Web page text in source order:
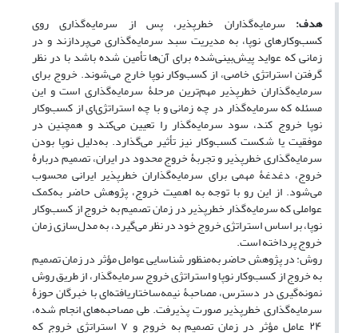
هدف: سرمایه‌گذاران خطرپذیر، پس از سرمایه‌گذاری روی
کسب‌وکارهای نوپا، به مدیریت سبد سرمایه‌گذاری می‌پردازند و در
زمانی که عواید پیش‌بینی‌شده برای آن‌ها تأمین شده باشد با در نظر
گرفتن استراتژی خاصی، از کسب‌وکار نوپا خارج می‌شوند. خروج برای
سرمایه‌گذاران خطرپذیر مهم‌ترین مرحلۀ سرمایه‌گذاری است و این
مسئله که سرمایه‌گذار در چه زمانی و با چه استراتژی‌ای از کسب‌وکار
نوپا خروج کند، سود سرمایه‌گذار را تعیین می‌کند و همچنین در
موفقیت یا شکست کسب‌وکار نیز تأثیر می‌گذارد. به‌دلیل نوپا بودن
سرمایه‌گذاری خطرپذیر و تجربۀ خروج محدود در ایران، تصمیم دربارۀ
خروج، دغدغۀ مهمی برای سرمایه‌گذاران خطرپذیر ایرانی محسوب
می‌شود. از این رو با توجه به اهمیت خروج، پژوهش حاضر به‌کمک
عواملی که سرمایه‌گذار خطرپذیر در زمان تصمیم به خروج از کسب‌وکار
نوپا، بر اساس استراتژی خروج خود در نظر می‌گیرد، به مدل‌سازی زمان
خروج پرداخته است.
روش: در پژوهش حاضر به‌منظور شناسایی عوامل مؤثر در زمان تصمیم
به خروج از کسب‌وکار نوپا و استراتژی خروج سرمایه‌گذار، از طریق روش
نمونه‌گیری در دسترس، مصاحبۀ نیمه‌ساختاریافته‌ای با خبرگان حوزۀ
ﺳﺮﻣﺎﯾﻪ‌ﮔﺬاری ﺧﻄﺮﭘﺬﯾﺮ صورت پذیرفت. طی مصاحبه‌های انجام شده،
۲۴ عامل مؤثر در زمان تصمیم به خروج و ۷ استراتژی خروج که